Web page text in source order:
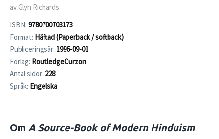
av Glyn Richards
ISBN: 9780700703173
Format: Häftad (Paperback / softback)
Publiceringsår: 1996-09-01
Förlag: RoutledgeCurzon
Antal sidor: 228
Språk: Engelska
Om A Source-Book of Modern Hinduism